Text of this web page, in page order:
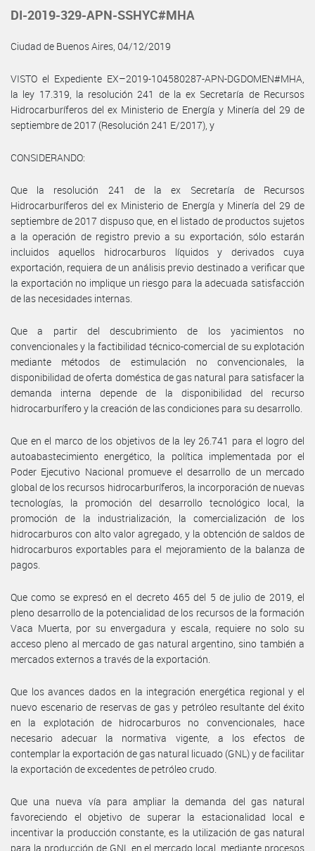
DI-2019-329-APN-SSHYC#MHA
Ciudad de Buenos Aires, 04/12/2019
VISTO el Expediente EX–2019-104580287-APN-DGDOMEN#MHA,
la ley 17.319, la resolución 241 de la ex Secretaría de Recursos
Hidrocarburíferos del ex Ministerio de Energía y Minería del 29 de
septiembre de 2017 (Resolución 241 E/2017), y
CONSIDERANDO:
Que la resolución 241 de la ex Secretaría de Recursos
Hidrocarburíferos del ex Ministerio de Energía y Minería del 29 de
septiembre de 2017 dispuso que, en el listado de productos sujetos
a la operación de registro previo a su exportación, sólo estarán
incluidos aquellos hidrocarburos líquidos y derivados cuya
exportación, requiera de un análisis previo destinado a verificar que
la exportación no implique un riesgo para la adecuada satisfacción
de las necesidades internas.
Que a partir del descubrimiento de los yacimientos no
convencionales y la factibilidad técnico-comercial de su explotación
mediante métodos de estimulación no convencionales, la
disponibilidad de oferta doméstica de gas natural para satisfacer la
demanda interna depende de la disponibilidad del recurso
hidrocarburífero y la creación de las condiciones para su desarrollo.
Que en el marco de los objetivos de la ley 26.741 para el logro del
autoabastecimiento energético, la política implementada por el
Poder Ejecutivo Nacional promueve el desarrollo de un mercado
global de los recursos hidrocarburíferos, la incorporación de nuevas
tecnologías, la promoción del desarrollo tecnológico local, la
promoción de la industrialización, la comercialización de los
hidrocarburos con alto valor agregado, y la obtención de saldos de
hidrocarburos exportables para el mejoramiento de la balanza de
pagos.
Que como se expresó en el decreto 465 del 5 de julio de 2019, el
pleno desarrollo de la potencialidad de los recursos de la formación
Vaca Muerta, por su envergadura y escala, requiere no solo su
acceso pleno al mercado de gas natural argentino, sino también a
mercados externos a través de la exportación.
Que los avances dados en la integración energética regional y el
nuevo escenario de reservas de gas y petróleo resultante del éxito
en la explotación de hidrocarburos no convencionales, hace
necesario adecuar la normativa vigente, a los efectos de
contemplar la exportación de gas natural licuado (GNL) y de facilitar
la exportación de excedentes de petróleo crudo.
Que una nueva vía para ampliar la demanda del gas natural
favoreciendo el objetivo de superar la estacionalidad local e
incentivar la producción constante, es la utilización de gas natural
para la producción de GNL en el mercado local, mediante procesos